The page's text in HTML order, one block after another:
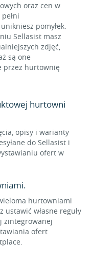
oraz cen w
pomyłek.
Sellasist masz
zdjęć,
są one
przez hurtownię
hurtowni
opisy i warianty
do Sellasist i
ofert w
hurtowniami
ustawić własne reguły
zintegrowanej
ofert